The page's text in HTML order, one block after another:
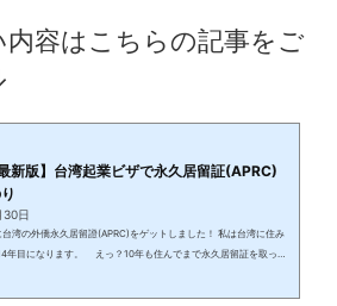
内容はこちらの記事をご
新版】台湾起業ビザで永久居留証(APRC)
30日
湾の外僑永久居留證(APRC)をゲットしました！ 私は台湾に住み
年目になります。 えっ？10年も住んでまで永久居留証を取って